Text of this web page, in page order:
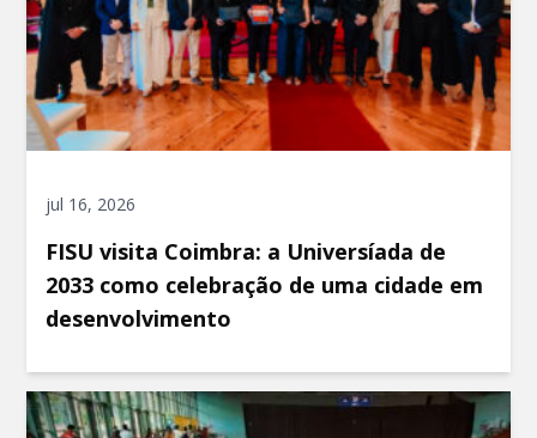
jul 16, 2026
FISU visita Coimbra: a Universíada de
2033 como celebração de uma cidade em
desenvolvimento